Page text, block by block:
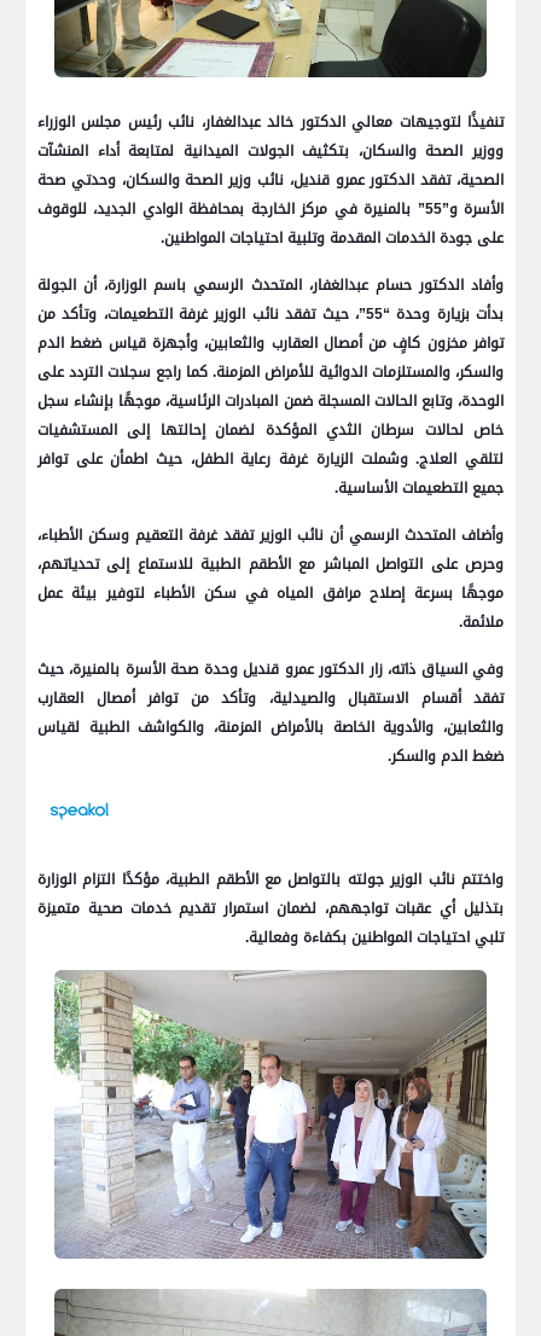
تنفيذًا لتوجيهات معالي الدكتور خالد عبدالغفار، نائب رئيس مجلس الوزراء
ووزير الصحة والسكان، بتكثيف الجولات الميدانية لمتابعة أداء المنشآت
الصحية، تفقد الدكتور عمرو قنديل، نائب وزير الصحة والسكان، وحدتي صحة
الأسرة و”55” بالمنيرة في مركز الخارجة بمحافظة الوادي الجديد، للوقوف
على جودة الخدمات المقدمة وتلبية احتياجات المواطنين.
وأفاد الدكتور حسام عبدالغفار، المتحدث الرسمي باسم الوزارة، أن الجولة
بدأت بزيارة وحدة “55”، حيث تفقد نائب الوزير غرفة التطعيمات، وتأكد من
توافر مخزون كافٍ من أمصال العقارب والثعابين، وأجهزة قياس ضغط الدم
والسكر، والمستلزمات الدوائية للأمراض المزمنة. كما راجع سجلات التردد على
الوحدة، وتابع الحالات المسجلة ضمن المبادرات الرئاسية، موجهًا بإنشاء سجل
خاص لحالات سرطان الثدي المؤكدة لضمان إحالتها إلى المستشفيات
لتلقي العلاج. وشملت الزيارة غرفة رعاية الطفل، حيث اطمأن على توافر
جميع التطعيمات الأساسية.
وأضاف المتحدث الرسمي أن نائب الوزير تفقد غرفة التعقيم وسكن الأطباء،
وحرص على التواصل المباشر مع الأطقم الطبية للاستماع إلى تحدياتهم،
موجهًا بسرعة إصلاح مرافق المياه في سكن الأطباء لتوفير بيئة عمل
ملائمة.
وفي السياق ذاته، زار الدكتور عمرو قنديل وحدة صحة الأسرة بالمنيرة، حيث
تفقد أقسام الاستقبال والصيدلية، وتأكد من توافر أمصال العقارب
والثعابين، والأدوية الخاصة بالأمراض المزمنة، والكواشف الطبية لقياس
ضغط الدم والسكر.
واختتم نائب الوزير جولته بالتواصل مع الأطقم الطبية، مؤكدًا التزام الوزارة
بتذليل أي عقبات تواجههم، لضمان استمرار تقديم خدمات صحية متميزة
تلبي احتياجات المواطنين بكفاءة وفعالية.